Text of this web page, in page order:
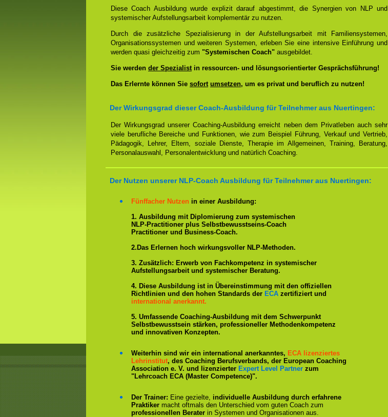
Diese Coach Ausbildung wurde explizit darauf abgestimmt, die Synergien von NLP und
systemischer Aufstellungsarbeit komplementär zu nutzen.
Durch die zusätzliche Spezialisierung in der Aufstellungsarbeit mit Familiensystemen,
Organisationssystemen und weiteren Systemen, erleben Sie eine intensive Einführung und
werden quasi gleichzeitig zum "Systemischen Coach" ausgebildet.
Sie werden der Spezialistin ressourcen- und lösungsorientierter Gesprächsführung!
Das Erlernte können Sie sofort umsetzen, um es privat und beruflich zu nutzen!
Der Wirkungsgrad dieser Coach-Ausbildung für Teilnehmer aus Nuertingen:
Der Wirkungsgrad unserer Coaching-Ausbildung erreicht neben dem Privatleben auch sehr
viele berufliche Bereiche und Funktionen, wie zum Beispiel Führung, Verkauf und Vertrieb,
Pädagogik, Lehrer, Eltern, soziale Dienste, Therapie im Allgemeinen, Training, Beratung,
Personalauswahl, Personalentwicklung und natürlich Coaching.
Der Nutzen unserer NLP-Coach Ausbildung für Teilnehmer aus Nuertingen:
Fünffacher Nutzen in einer Ausbildung:
1. Ausbildung mit Diplomierung zum systemischen
NLP-Practitioner plus Selbstbewusstseins-Coach
Practitioner und Business-Coach.
2.Das Erlernen hoch wirkungsvoller NLP-Methoden.
3. Zusätzlich: Erwerb von Fachkompetenz in systemischer
Aufstellungsarbeit und systemischer Beratung.
4. Diese Ausbildung ist in Übereinstimmung mit den offiziellen
Richtlinien und den hohen Standards der ECA zertifiziert und
international anerkannt.
5. Umfassende Coaching-Ausbildung mit dem Schwerpunkt
Selbstbewusstsein stärken, professioneller Methodenkompetenz
und innovativen Konzepten.
Weiterhin sind wir ein international anerkanntes, ECA lizenziertes
Lehrinstitut, des Coaching Berufsverbands, der European Coaching
Association e. V. und lizenzierter Expert Level Partner zum
"Lehrcoach ECA (Master Competence)".
Der Trainer: Eine gezielte, individuelle Ausbildung durch erfahrene
Praktiker macht oftmals den Unterschied vom guten Coach zum
professionellen Berater in Systemen und Organisationen aus.